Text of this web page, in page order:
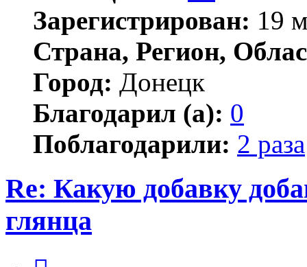
Зарегистрирован: 19
Страна, Регион,
Город: Донецк
Благодарил (а): 0
Поблагодарили: 2 раза
Re: Какую добавку
глянца